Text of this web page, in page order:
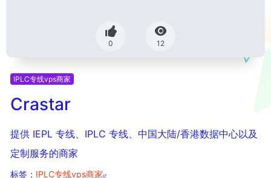
0 12
IPLC专线vps商家
Crastar
提供 IEPL 专线、IPLC 专线、中国大陆/香港数据中心以及
定制服务的商家
标签： IPLC专线vps商家